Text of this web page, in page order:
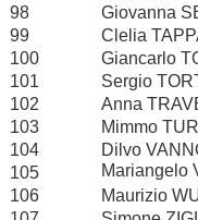
98
Giovanna
99
Clelia
100
Giancarlo
101
Sergio
102
Anna
103
Mimmo
104
Dilvo
105
Mariangelo
106
Maurizio